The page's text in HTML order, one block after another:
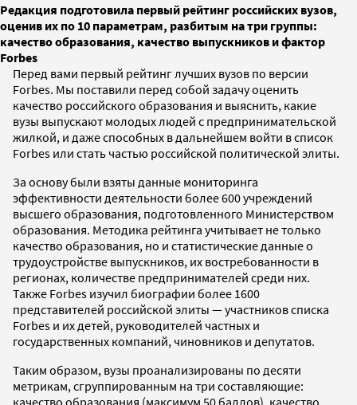
Редакция подготовила первый рейтинг российских вузов,
оценив их по 10 параметрам, разбитым на три группы:
качество образования, качество выпускников и фактор
Forbes
Перед вами первый рейтинг лучших вузов по версии
Forbes. Мы поставили перед собой задачу оценить
качество российского образования и выяснить, какие
вузы выпускают молодых людей с предпринимательской
жилкой, и даже способных в дальнейшем войти в список
Forbes или стать частью российской политической элиты.
За основу были взяты данные мониторинга
эффективности деятельности более 600 учреждений
высшего образования, подготовленного Министерством
образования. Методика рейтинга учитывает не только
качество образования, но и статистические данные о
трудоустройстве выпускников, их востребованности в
регионах, количестве предпринимателей среди них.
Также Forbes изучил биографии более 1600
представителей российской элиты — участников списка
Forbes и их детей, руководителей частных и
государственных компаний, чиновников и депутатов.
Таким образом, вузы проанализированы по десяти
метрикам, сгруппированным на три составляющие:
качество образования (максимум 50 баллов), качество